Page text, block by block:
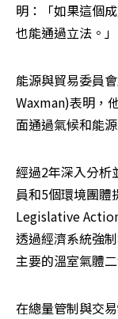
明：「如果這個
也能通過立法。」
能源與貿易委員
Waxman)表明，
面通過氣候和能
經過2年深入分析
員和5個環境團
Legislative
透過經濟系統強
主要的溫室氣體
在總量管制與交